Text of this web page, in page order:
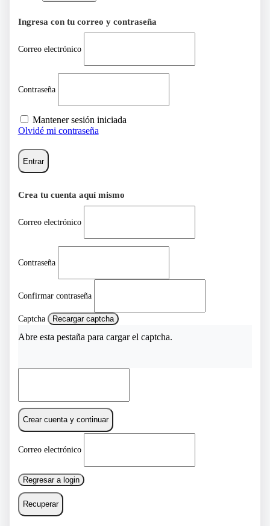
Ingresa con tu correo y contraseña
Correo electrónico
Contraseña
Mantener sesión iniciada
Olvidé mi contraseña
Entrar
Crea tu cuenta aquí mismo
Correo electrónico
Contraseña
Confirmar contraseña
Captcha Recargar captcha
Abre esta pestaña para cargar el captcha.
Crear cuenta y continuar
Correo electrónico
Regresar a login
Recuperar